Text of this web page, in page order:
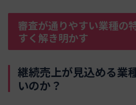
審査が通りやすい業種の
すく解き明かす
継続売上が見込める業
いのか？